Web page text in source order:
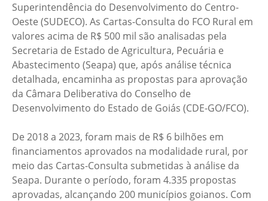
Superintendência do Desenvolvimento do Centro-
Oeste (SUDECO). As Cartas-Consulta do FCO Rural em
valores acima de R$ 500 mil são analisadas pela
Secretaria de Estado de Agricultura, Pecuária e
Abastecimento (Seapa) que, após análise técnica
detalhada, encaminha as propostas para aprovação
da Câmara Deliberativa do Conselho de
Desenvolvimento do Estado de Goiás (CDE-GO/FCO).
De 2018 a 2023, foram mais de R$ 6 bilhões em
financiamentos aprovados na modalidade rural, por
meio das Cartas-Consulta submetidas à análise da
Seapa. Durante o período, foram 4.335 propostas
aprovadas, alcançando 200 municípios goianos. Com